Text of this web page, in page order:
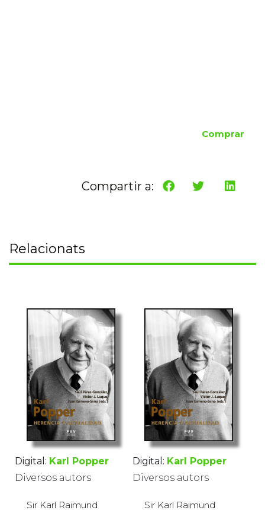
Comprar
Compartir a:
Relacionats
Digital: Karl Popper
Diversos autors
Sir Karl Raimund
Digital: Karl Popper
Diversos autors
Sir Karl Raimund